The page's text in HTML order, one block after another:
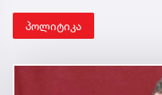
პოლიტიკა